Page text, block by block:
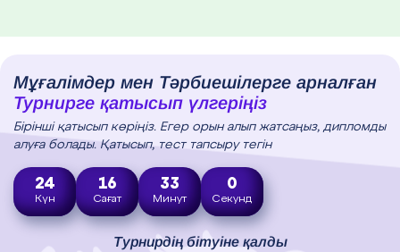
Мұғалімдер мен Тәрбиешілерге арналған
Турнирге қатысып үлгеріңіз
Бірінші қатысып көріңіз. Егер орын алып жатсаңыз, дипломды
алуға болады. Қатысып, тест тапсыру тегін
24
Күн
16
Сағат
32
Минут
59
Секунд
Турнирдің бітуіне қалды